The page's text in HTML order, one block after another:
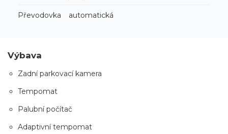
Převodovka automatická
Výbava
Zadní parkovací kamera
Tempomat
Palubní počítač
Adaptivní tempomat